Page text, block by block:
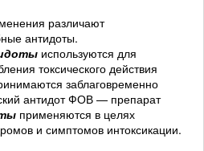
различают
антидоты.
используются для
токсического действия
заблаговременно
антидот ФОВ — препарат
применяются в целях
и симптомов интоксикации.